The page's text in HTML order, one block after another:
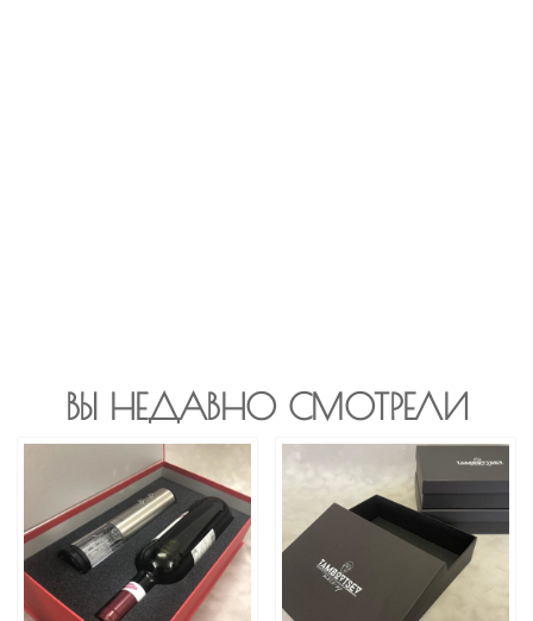
ВЫ НЕДАВНО СМОТРЕЛИ